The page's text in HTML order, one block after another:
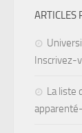
ARTICLES
Inscrivez-
La liste